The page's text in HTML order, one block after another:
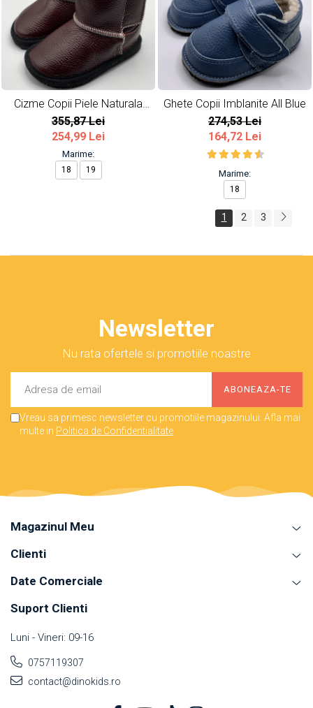
Cizme Copii Piele Naturala
Burgundy
355,87 Lei
254,99 Lei
Marime:
18 19
Ghete Copii Imblanite All Blue
274,53 Lei
164,72 Lei
Marime:
18
1 2 3
Newsletter
Nu rata ofertele si promotiile noastre
Vreau sa primesc newsletter cu promotiile magazinului. Afla mai
multe in Politica de Confidentialitate
Magazinul Meu
Clienti
Date Comerciale
Suport Clienti
Luni - Vineri: 09-16
0757119307
contact@dinokids.ro